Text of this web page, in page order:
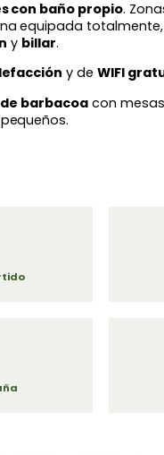
con baño propio.
equipada
y billar.
y deWIFI
barbacoacon